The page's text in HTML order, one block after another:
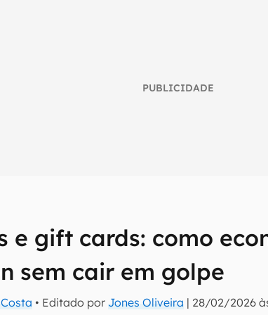
PUBLICIDADE
e gift cards: como
sem cair em golpe
• Editado por Jones Oliveira | 28/02/2026
inteligente do mundo tech!
do Canaltech e receba notícias e reviews sobre